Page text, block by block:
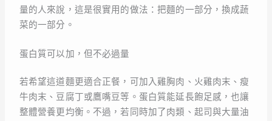
量的人來說，這是很實用的做法：把麵的一部分，換成蔬
菜的一部分。
蛋白質可以加，但不必過量
若希望這道麵更適合正餐，可加入雞胸肉、火雞肉末、瘦
牛肉末、豆腐丁或鷹嘴豆等。蛋白質能延長飽足感，也讓
整體營養更均衡。不過，若同時加了肉類、起司與大量油